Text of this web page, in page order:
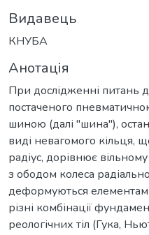
Видавець
КНУБА
Анотація
При дослідженні питань
постаченого
шиною (далі "шина"),
виді невагомого кільця,
радіус, дорівнює
з ободом колеса радіально
деформуються
різні комбінації
реологічних тіл (Гука,